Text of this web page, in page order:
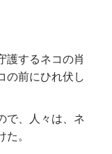
護するネコの肖
の前にひれ伏し
で、人々は、ネ
。